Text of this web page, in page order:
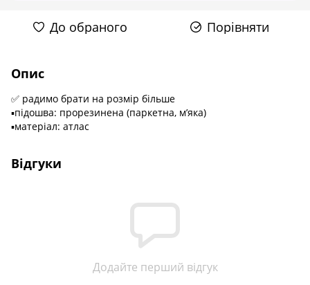
До обраного Порівняти
Опис
✅ радимо брати на розмір більше
▪️підошва: прорезинена (паркетна, м’яка)
▪️матеріал: атлас
Відгуки
Додайте перший відгук